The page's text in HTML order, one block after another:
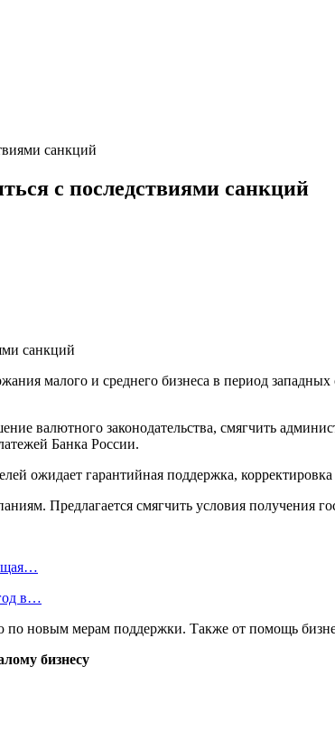
санкций
с последствиями санкций
малого и среднего бизнеса в период
валютного законодательства, смягчить
Банка России.
ожидает гарантийная поддержка,
Предлагается смягчить условия получения
в…
по новым мерам поддержки. Также от помощь
бизнесу